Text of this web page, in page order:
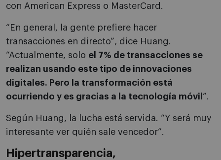
con American Express o MasterCard.
“En general, la gente prefiere hacer
transacciones en directo”, dice Huang.
“Actualmente, solo el 7% de transacciones se
realizan usando este tipo de innovaciones
digitales. Pero la transformación está
ocurriendo y es gracias a la tecnología móvil ”.
Según Huang, la lucha está servida. “Y será muy
interesante ver quién sale vencedor”.
Hipertransparencia,